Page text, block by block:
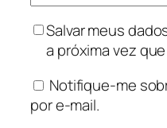
Salvar meus
a próxima vez
Notifique-me
por e-mail.